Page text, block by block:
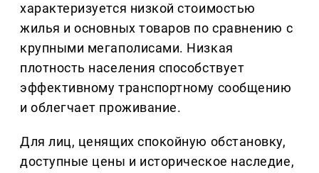
характеризуется низкой стоимостью
жилья и основных товаров по сравнению с
крупными мегаполисами. Низкая
плотность населения способствует
эффективному транспортному сообщению
и облегчает проживание.
Для лиц, ценящих спокойную обстановку,
доступные цены и историческое наследие,